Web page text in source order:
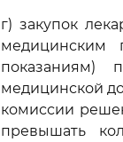
г) закупок
медицинским
показаниям)
медицинской
комиссии
превышать